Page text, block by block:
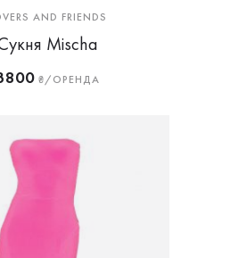
AND FRIENDS
Mischa
₴/ОРЕНДА